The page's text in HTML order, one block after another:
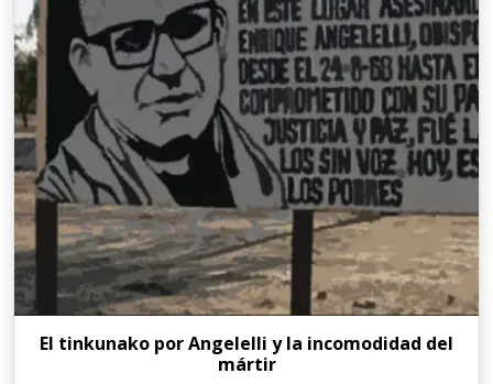
El tinkunako por Angelelli y la incomodidad del
mártir